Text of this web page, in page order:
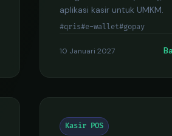
aplikasi kasir untuk UMKM.
#qris#e-wallet#gopay
10 Januari 2027
Kasir POS